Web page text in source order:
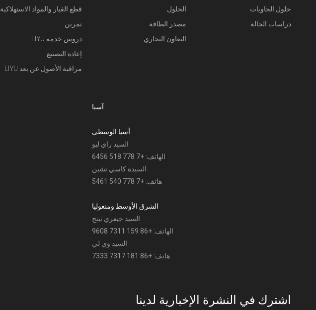
حلول الحاويات
دراسات الحالة
الحلول
مصدر الطاقة
التعاون التجاري
قطع الغيار والمواد الاستهلاكية
تمرين
دروس خدمة LIYU
إعادة التصنيع
مراقبة الأصول عن بعد LIYU
آسيا
آسيا الوسطى
السيد راي ليو
الهاتف: +7 778 518 6456
السيدة كاسي تشين
هاتف: +7 778 540 5461
الشرق الأوسط ومنغوليا
السيد جيفري نينج
الهاتف: +86 159 7311 9608
السيد وي لي
هاتف: +86 181 7317 7333
اشترك في النشرة الإخبارية لدينا